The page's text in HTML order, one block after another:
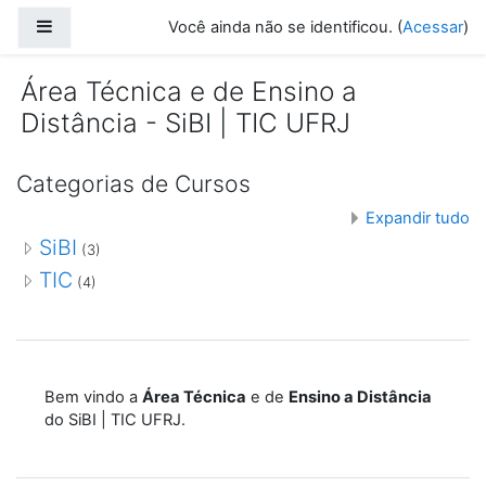
Você ainda não se identificou. (Acessar)
Área Técnica e de Ensino a
Distância - SiBI | TIC UFRJ
Categorias de Cursos
Expandir tudo
SiBI (3)
TIC (4)
Bem vindo a Área Técnica e de Ensino a Distância
do SiBI | TIC UFRJ.